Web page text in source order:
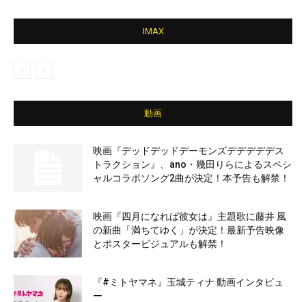
IMAX
動画
映画『デッドデッドデーモンズデデデデデス
トラクション』、ano・幾田りらによるスペシ
ャルコラボソング2曲が決定！本予告も解禁！
映画『四月になれば彼女は』主題歌に藤井 風
の新曲「満ちてゆく」が決定！最新予告映像
とポスタービジュアルも解禁！
『#ミトヤマネ』玉城ティナ 動画インタビュ
ー